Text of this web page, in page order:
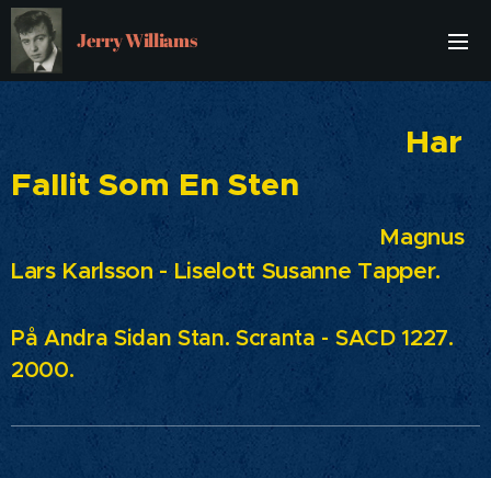
Jerry Williams
Har
Fallit Som En Sten
Magnus
Lars Karlsson - Liselott Susanne Tapper.
På Andra Sidan Stan. Scranta - SACD 1227.
2000.